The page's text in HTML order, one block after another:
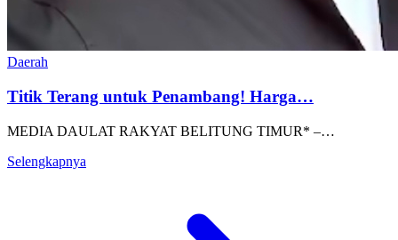
Daerah
Titik Terang untuk Penambang! Harga…
MEDIA DAULAT RAKYAT BELITUNG TIMUR* –…
Selengkapnya